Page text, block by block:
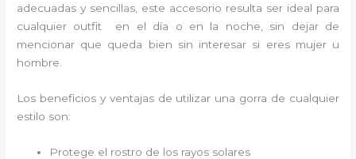
adecuadas y sencillas, este accesorio resulta ser ideal para
cualquier outfit en el día o en la noche, sin dejar de
mencionar que queda bien sin interesar si eres mujer u
hombre.
Los beneficios y ventajas de utilizar una gorra de cualquier
estilo son:
Protege el rostro de los rayos solares